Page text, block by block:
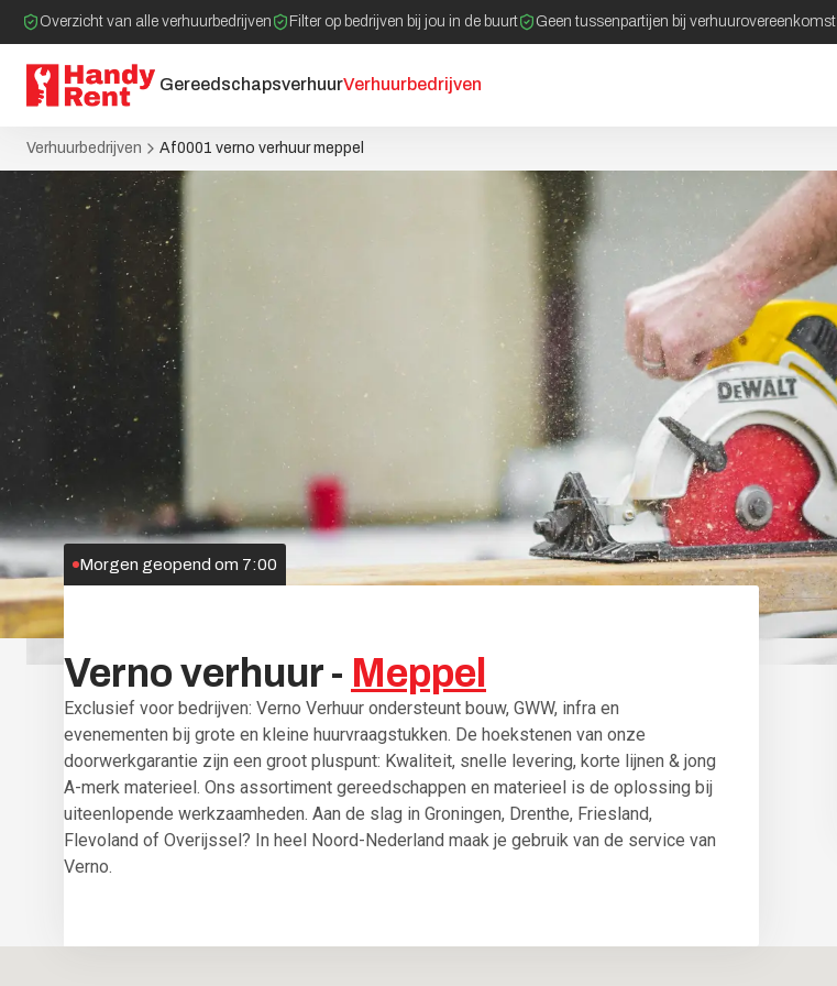
Overzicht van alle verhuurbedrijven Filter op bedrijven bij jou in de buurt Geen tussenpartijen bij verhuurovereenkomst
GereedschapsverhuurVerhuurbedrijven
Verhuurbedrijven Af0001 verno verhuur meppel
Verno verhuur - Meppel
​Exclusief voor bedrijven: Verno Verhuur ondersteunt bouw, GWW, infra en
evenementen bij grote en kleine huurvraagstukken. De hoekstenen van onze
doorwerkgarantie zijn een groot pluspunt: Kwaliteit, snelle levering, korte lijnen & jong
A-merk materieel. Ons assortiment gereedschappen en materieel is de oplossing bij
uiteenlopende werkzaamheden. Aan de slag in Groningen, Drenthe, Friesland,
Flevoland of Overijssel? In heel Noord-Nederland maak je gebruik van de service van
Verno.
Morgen geopend om 7:00